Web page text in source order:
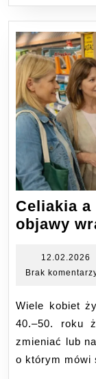
Celiakia a
objawy
12.02.2026
Brak
Wiele kobiet żyjących z celiakią zauważa, że około
40.–50. roku
zmieniać lub
o którym mówi